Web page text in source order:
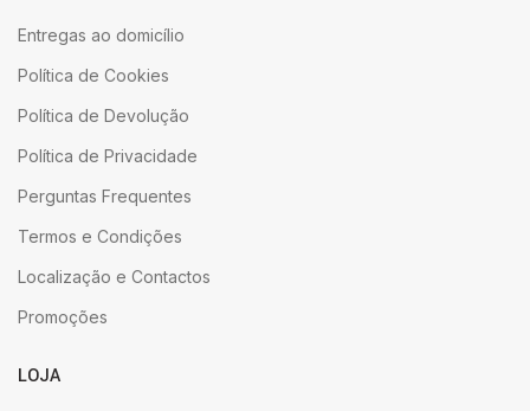
Entregas ao domicílio
Política de Cookies
Política de Devolução
Política de Privacidade
Perguntas Frequentes
Termos e Condições
Localização e Contactos
Promoções
LOJA